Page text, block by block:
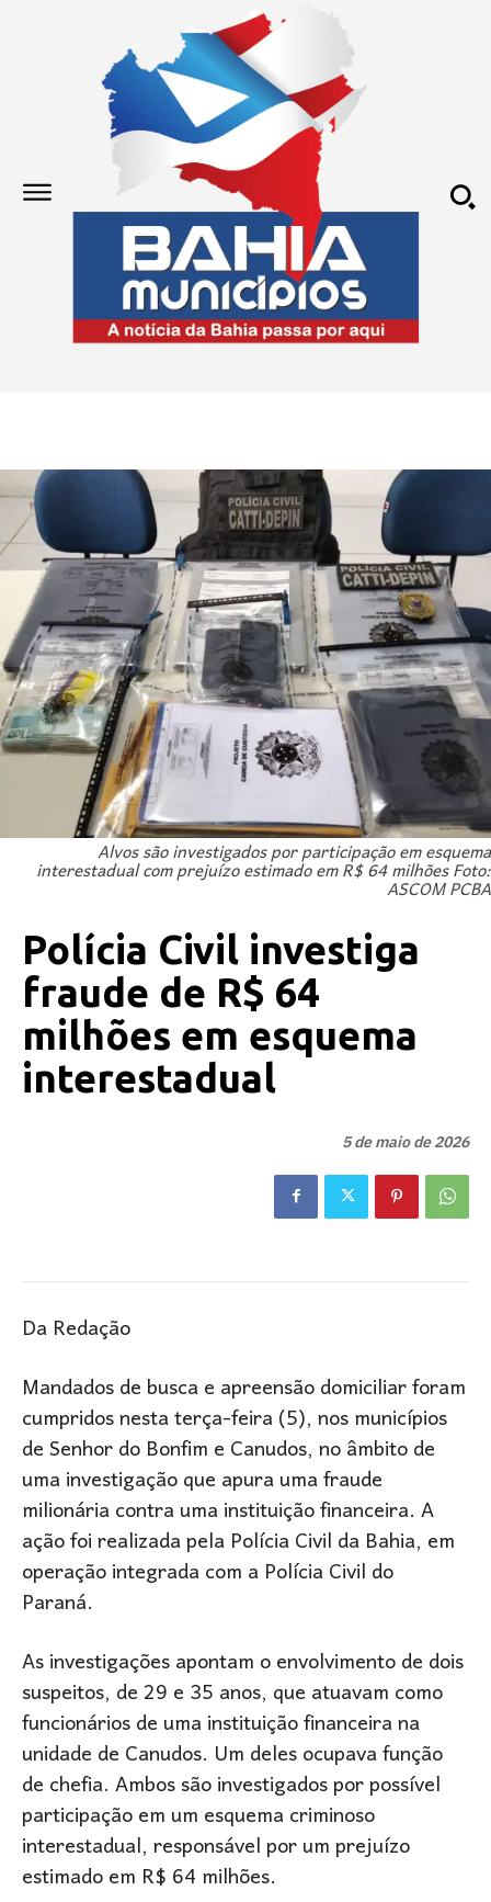
Alvos são investigados por participação em esquema
interestadual com prejuízo estimado em R$ 64 milhões Foto:
ASCOM PCBA
Polícia Civil investiga
fraude de R$ 64
milhões em esquema
interestadual
5 de maio de 2026
Da Redação
Mandados de busca e apreensão domiciliar foram
cumpridos nesta terça-feira (5), nos municípios
de Senhor do Bonfim e Canudos, no âmbito de
uma investigação que apura uma fraude
milionária contra uma instituição financeira. A
ação foi realizada pela Polícia Civil da Bahia, em
operação integrada com a Polícia Civil do
Paraná.
As investigações apontam o envolvimento de dois
suspeitos, de 29 e 35 anos, que atuavam como
funcionários de uma instituição financeira na
unidade de Canudos. Um deles ocupava função
de chefia. Ambos são investigados por possível
participação em um esquema criminoso
interestadual, responsável por um prejuízo
estimado em R$ 64 milhões.